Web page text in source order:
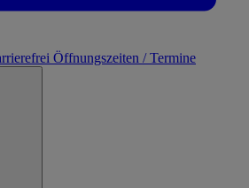
Öffnungszeiten / Termine